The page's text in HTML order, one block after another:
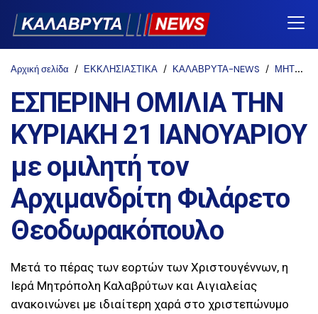
Αρχική σελίδα ΕΚΚΛΗΣΙΑΣΤΙΚΑ ΚΑΛΑΒΡΥΤΑ-NEWS ΜΗΤΡΟΠΟΛΗ ΚΑΛΑΒΡΥΤΩΝ
ΕΣΠΕΡΙΝΗ ΟΜΙΛΙΑ ΤΗΝ
ΚΥΡΙΑΚΗ 21 ΙΑΝΟΥΑΡΙΟΥ
με ομιλητή τον
Αρχιμανδρίτη Φιλάρετο
Θεοδωρακόπουλο
Μετά το πέρας των εορτών των Χριστουγέννων, η
Ιερά Μητρόπολη Καλαβρύτων και Αιγιαλείας
ανακοινώνει με ιδιαίτερη χαρά στο χριστεπώνυμο